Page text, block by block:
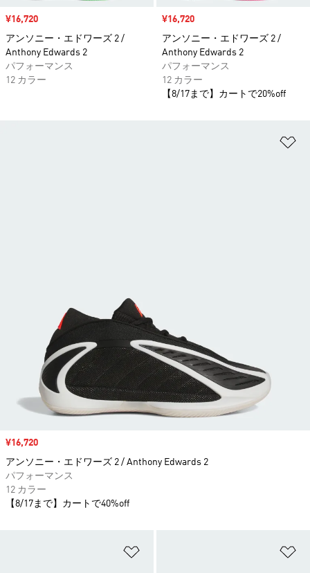
セール価格
¥16,720
アンソニー・エドワーズ 2 /
Anthony Edwards 2
パフォーマンス
12 カラー
セール価格
¥16,720
アンソニー・エドワーズ 2 /
Anthony Edwards 2
パフォーマンス
12 カラー
【8/17まで】カートで20%off
セール価格
¥16,720
アンソニー・エドワーズ 2 / Anthony Edwards 2
パフォーマンス
12 カラー
【8/17まで】カートで40%off